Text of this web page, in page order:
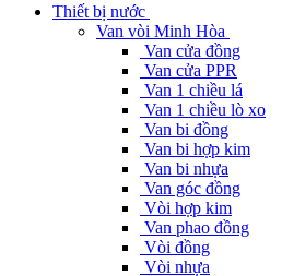
Thiết bị nước
Van vòi Minh Hòa
Van cửa đồng
Van cửa PPR
Van 1 chiều lá
Van 1 chiều lò xo
Van bi đồng
Van bi hợp kim
Van bi nhựa
Van góc đồng
Vòi hợp kim
Van phao đồng
Vòi đồng
Vòi nhựa